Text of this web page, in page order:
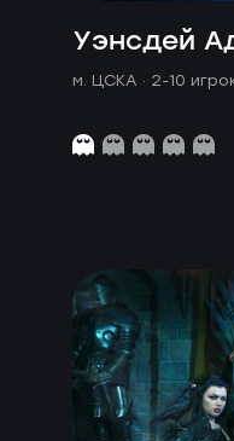
Уэнсдей
м. ЦСКА · 2-10